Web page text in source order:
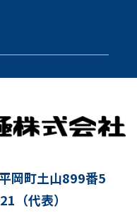
岡町土山899番5
（代表）